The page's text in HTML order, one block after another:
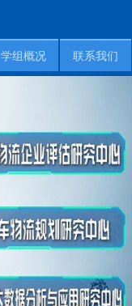
学组概况 联系我们